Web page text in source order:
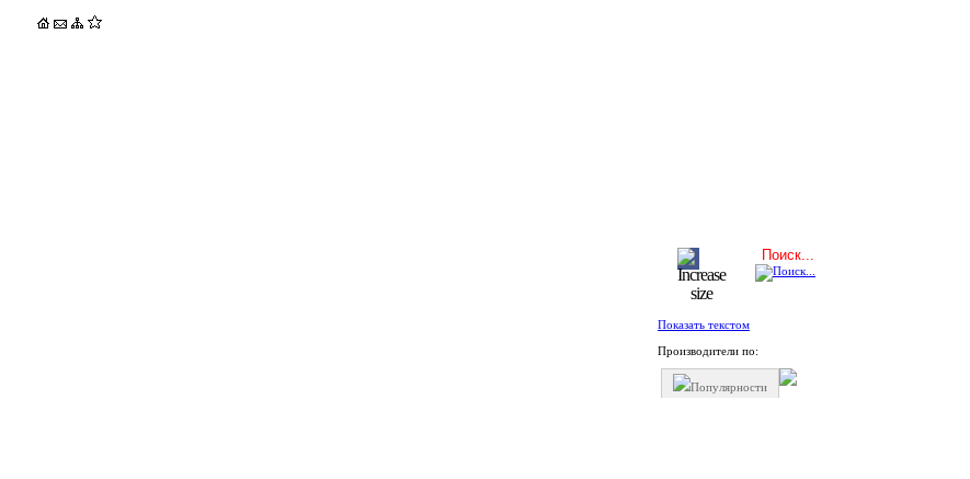
Показать текстом
Производители по:
Популярности